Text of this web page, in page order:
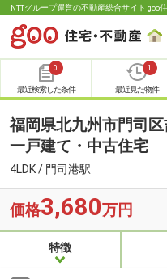
NTTグループ運営の不動産総合サイト goo
0
最近検索した条件
1
最近見た物件
福岡県北九州市門司
一戸建て・中古住宅
4LDK / 門司港駅
価格3,680万円
特徴